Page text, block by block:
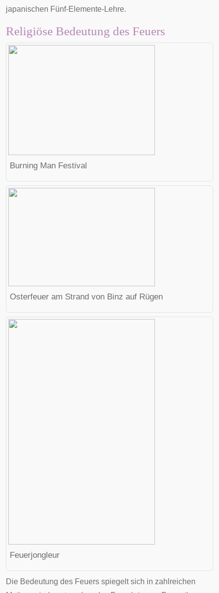
japanischen Fünf-Elemente-Lehre.
Religiöse Bedeutung des Feuers
Burning Man Festival
Osterfeuer am Strand von Binz auf Rügen
Feuerjongleur
Die Bedeutung des Feuers spiegelt sich in zahlreichen